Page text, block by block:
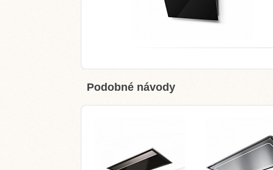
Podobné návody